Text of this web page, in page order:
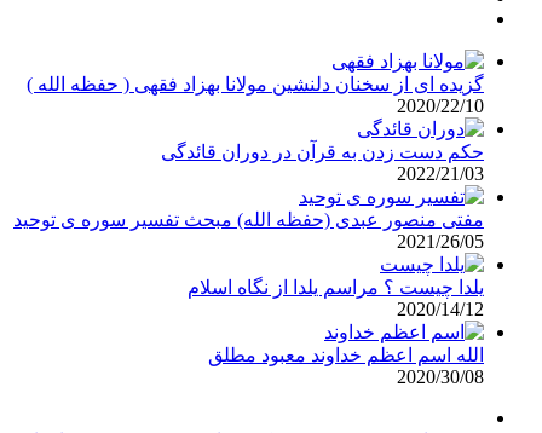
گزیده ای از سخنان دلنشین مولانا بهزاد فقهی ( حفظه الله )
2020/22/10
حکم دست زدن به قرآن در دوران قائدگی
2022/21/03
مفتی منصور عبدی (حفظه الله) مبحث تفسیر سوره ی توحید
2021/26/05
یلدا چیست ؟ مراسم یلدا از نگاه اسلام
2020/14/12
الله اسم اعظم خداوند معبود مطلق
2020/30/08